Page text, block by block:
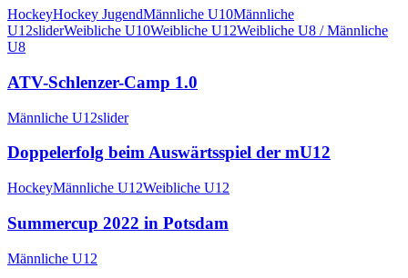
HockeyHockey JugendMännliche U10Männliche
U12sliderWeibliche U10Weibliche U12Weibliche U8 / Männliche
U8
ATV-Schlenzer-Camp 1.0
Männliche U12slider
Doppelerfolg beim Auswärtsspiel der mU12
HockeyMännliche U12Weibliche U12
Summercup 2022 in Potsdam
Männliche U12